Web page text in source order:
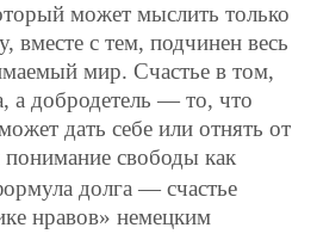
может мыслить только
вместе с тем, подчинен весь
мир. Счастье в том,
а добродетель — то, что
дать себе или отнять от
свободы как
долга — счастье
нравов» немецким